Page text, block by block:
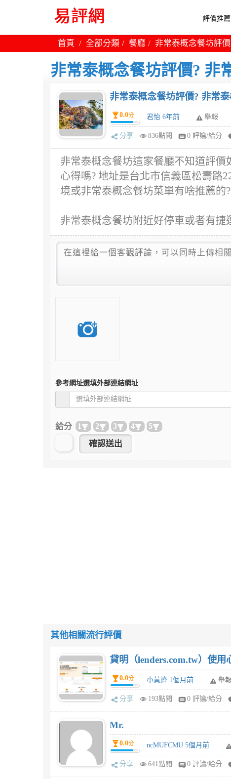
評價推
首頁 全部分類 餐廳 非常泰概念餐坊評
非常泰概念餐坊評價? 非
非常泰概念餐坊評價? 非常
0.0分 君怡 6年前 舉報
分享 836點閱 0 評論/給分
非常泰概念餐坊這家餐廳不知道評
心得嗎? 地址是台北市信義區松壽路
境或非常泰概念餐坊菜單有啥推薦的?
非常泰概念餐坊附近好停車或者有
參考網址選填外部連結網址
給分 1 2 3 4 5
其他相關流行評價
貸明（lenders.com.tw）使
0.0分 小黃蜂 1個月前 舉報
分享 193點閱 0 評論/給分
Mr.
0.0分 ncMUFCMU 5個月前
分享 641點閱 0 評論/給分